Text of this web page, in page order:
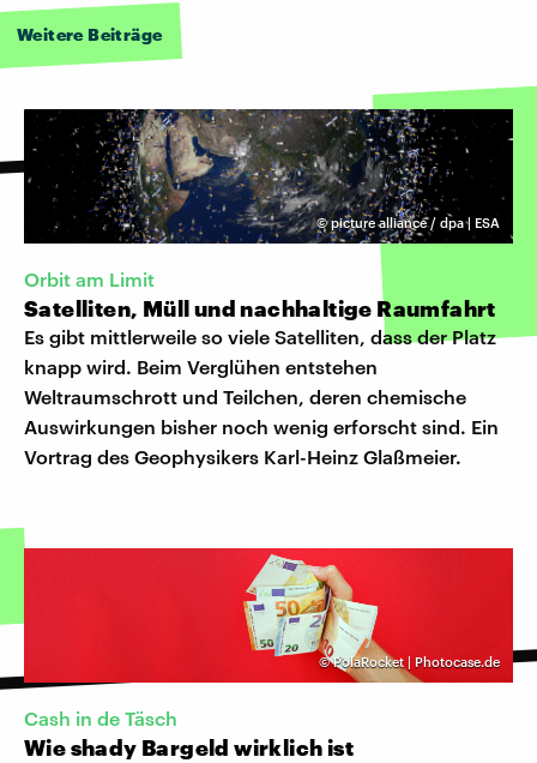
Weitere Beiträge
©picture alliance / dpa | ESA
Orbit am Limit
Satelliten, Müll und nachhaltige Raumfahrt
Es gibt mittlerweile so viele Satelliten, dass der Platz
knapp wird. Beim Verglühen entstehen
Weltraumschrott und Teilchen, deren chemische
Auswirkungen bisher noch wenig erforscht sind. Ein
Vortrag des Geophysikers Karl-Heinz Glaßmeier.
©PolaRocket | Photocase.de
Cash in de Täsch
Wie shady Bargeld wirklich ist